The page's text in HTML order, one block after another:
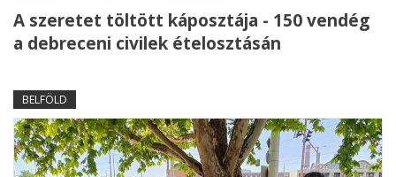
A szeretet töltött káposztája - 150 vendég
a debreceni civilek ételosztásán
BELFÖLD